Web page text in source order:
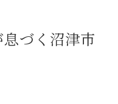
づく沼津市